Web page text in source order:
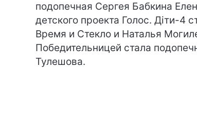
подопечная Сергея Бабкина
детского проекта Голос. Діти-4
Время и Стекло и Наталья
Победительницей стала
Тулешова.